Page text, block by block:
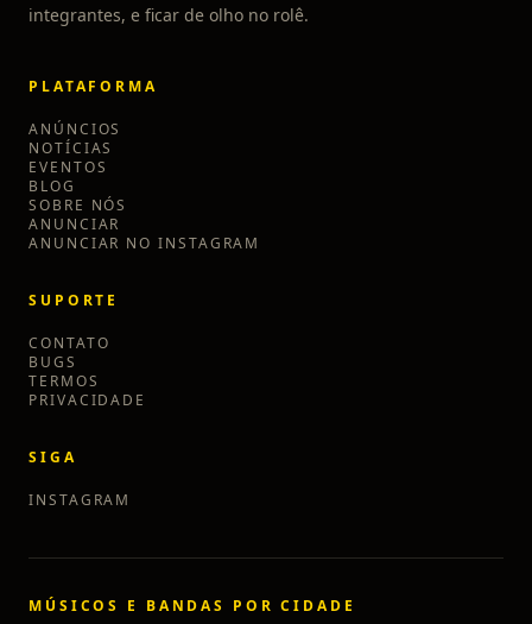
integrantes, e ficar de olho no rolê.
PLATAFORMA
ANÚNCIOS
NOTÍCIAS
EVENTOS
BLOG
SOBRE NÓS
ANUNCIAR
ANUNCIAR NO INSTAGRAM
SUPORTE
CONTATO
BUGS
TERMOS
PRIVACIDADE
SIGA
INSTAGRAM
MÚSICOS E BANDAS POR CIDADE